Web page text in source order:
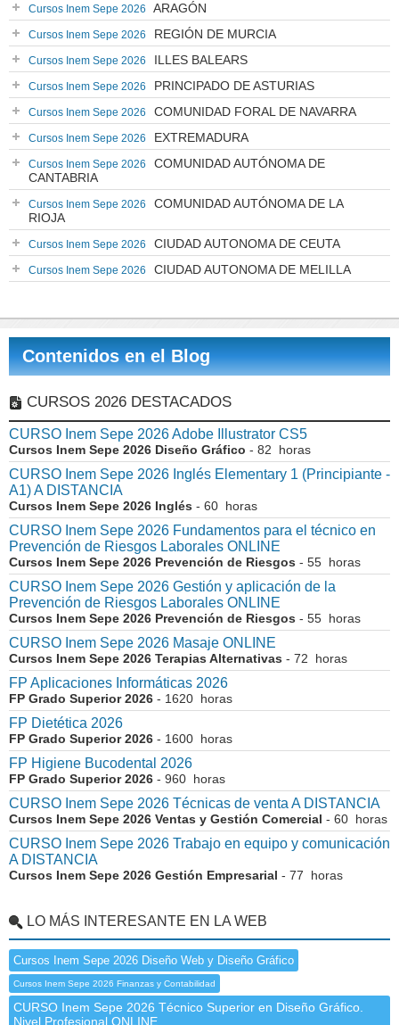
Cursos Inem Sepe 2026 ARAGÓN
Cursos Inem Sepe 2026 REGIÓN DE MURCIA
Cursos Inem Sepe 2026 ILLES BALEARS
Cursos Inem Sepe 2026 PRINCIPADO DE ASTURIAS
Cursos Inem Sepe 2026 COMUNIDAD FORAL DE NAVARRA
Cursos Inem Sepe 2026 EXTREMADURA
Cursos Inem Sepe 2026
COMUNIDAD AUTÓNOMA DE
CANTABRIA
Cursos Inem Sepe 2026
COMUNIDAD AUTÓNOMA DE LA
RIOJA
Cursos Inem Sepe 2026 CIUDAD AUTONOMA DE CEUTA
Cursos Inem Sepe 2026 CIUDAD AUTONOMA DE MELILLA
Contenidos en el Blog
CURSOS 2026 DESTACADOS
CURSO Inem Sepe 2026 Adobe Illustrator CS5
Cursos Inem Sepe 2026 Diseño Gráfico - 82 horas
CURSO Inem Sepe 2026 Inglés Elementary 1 (Principiante -
A1) A DISTANCIA
Cursos Inem Sepe 2026 Inglés - 60 horas
CURSO Inem Sepe 2026 Fundamentos para el técnico en
Prevención de Riesgos Laborales ONLINE
Cursos Inem Sepe 2026 Prevención de Riesgos - 55 horas
CURSO Inem Sepe 2026 Gestión y aplicación de la
Prevención de Riesgos Laborales ONLINE
Cursos Inem Sepe 2026 Prevención de Riesgos - 55 horas
CURSO Inem Sepe 2026 Masaje ONLINE
Cursos Inem Sepe 2026 Terapias Alternativas - 72 horas
FP Aplicaciones Informáticas 2026
FP Grado Superior 2026 - 1620 horas
FP Dietética 2026
FP Grado Superior 2026 - 1600 horas
FP Higiene Bucodental 2026
FP Grado Superior 2026 - 960 horas
CURSO Inem Sepe 2026 Técnicas de venta A DISTANCIA
Cursos Inem Sepe 2026 Ventas y Gestión Comercial - 60 horas
CURSO Inem Sepe 2026 Trabajo en equipo y comunicación
A DISTANCIA
Cursos Inem Sepe 2026 Gestión Empresarial - 77 horas
LO MÁS INTERESANTE EN LA WEB
Cursos Inem Sepe 2026 Diseño Web y Diseño Gráfico
Cursos Inem Sepe 2026 Finanzas y Contabilidad
CURSO Inem Sepe 2026 Técnico Superior en Diseño Gráfico.
Nivel Profesional ONLINE